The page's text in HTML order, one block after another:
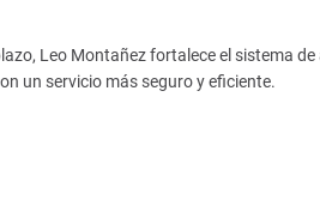
Leo Montañez fortalece el sistema
un servicio más seguro y eficiente.